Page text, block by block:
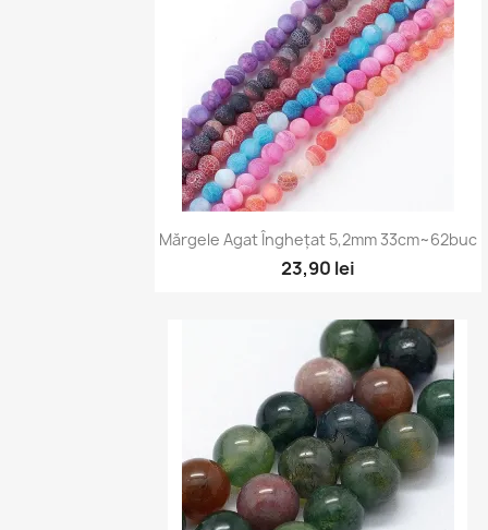
Vizualizare rapidă
Mărgele Agat Înghețat 5,2mm 33cm~62buc
23,90 lei